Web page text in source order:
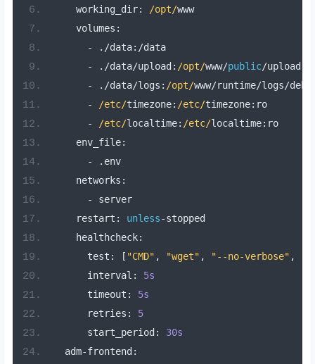
working_dir: /opt/www
volumes :
-
./data:/data
-
./data/upload : /opt/www/public/upload
-
./data/logs : /opt/www/runtime/logs/
-
/etc/timezone: /etc/timezone: ro
-
/etc/localtime: /etc/localtime: ro
env_file:
-
. env
networks :
-
server
restart : unless-stopped
healthcheck:
test : [ "CMD" , "wget" , "--no-verbose" ,
interval :
5s
timeout :
5s
retries :
5
start_period :
30s
adm-frontend :